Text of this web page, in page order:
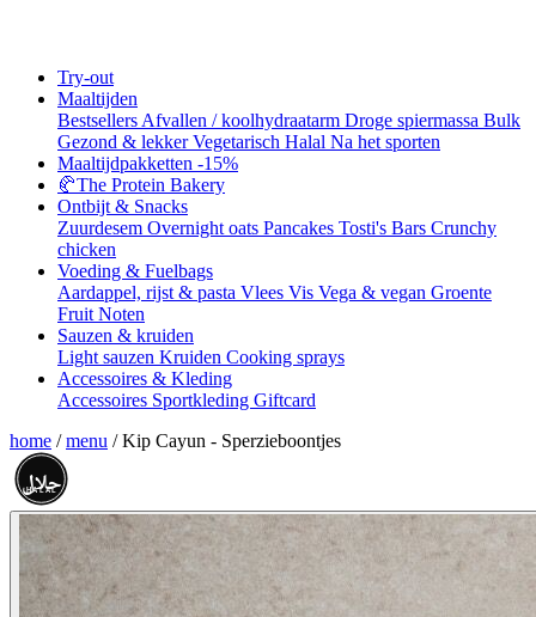
Try-out
Maaltijden
Bestsellers Afvallen / koolhydraatarm Droge spiermassa Bulk
Gezond & lekkerVegetarisch Halal Na het sporten
Maaltijdpakketten -15%
🥐The Protein Bakery
Ontbijt & Snacks
Zuurdesem Overnight oats Pancakes Tosti's Bars Crunchy
chicken
Voeding & Fuelbags
Aardappel, rijst & pasta Vlees Vis Vega & vegan Groente
Fruit Noten
Sauzen & kruiden
Light sauzen Kruiden Cooking sprays
Accessoires & Kleding
Accessoires Sportkleding Giftcard
home / menu / Kip Cayun - Sperzieboontjes
حلال
HALAL